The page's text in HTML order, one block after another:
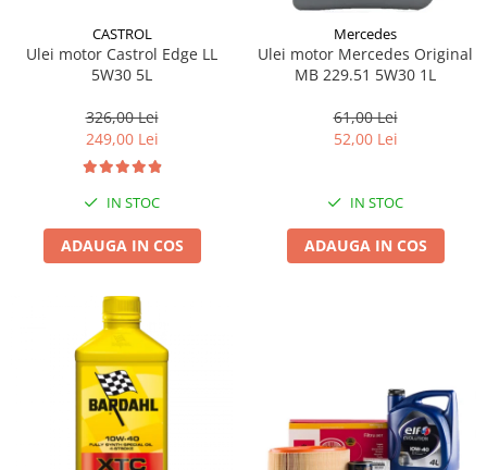
CASTROL
Ulei motor Castrol Edge LL
5W30 5L
326,00 Lei
249,00 Lei
IN STOC
ADAUGA IN COS
Mercedes
Ulei motor Mercedes Original
MB 229.51 5W30 1L
61,00 Lei
52,00 Lei
IN STOC
ADAUGA IN COS